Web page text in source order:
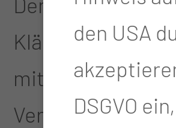
Klärung beim
mit gut 35%
Veränderungen
den USA
DSGVO